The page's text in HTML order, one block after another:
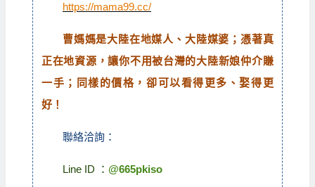
https://mama99.cc/
曹媽媽是大陸在地媒人 、大陸媒婆 ；憑著真
正在地資源，讓你不用被台灣的大陸新娘仲介賺
一手；同樣的價格，卻可以看得更多、娶得更
好！
聯絡洽詢：
Line ID ： @665pkiso